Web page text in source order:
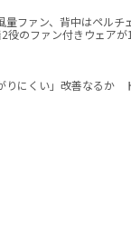
量ファン、背中はペルチ
役のファン付きウェア
りにくい」改善なるか